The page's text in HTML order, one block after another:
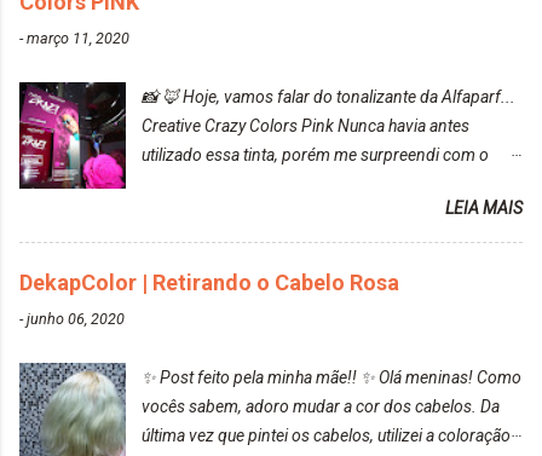
-março 11, 2020
📸 🦊 Hoje, vamos falar do tonalizante da Alfaparf...
Creative Crazy Colors Pink Nunca havia antes
utilizado essa tinta, porém me surpreendi com o
turquesa (meio desbotado), e após a utilização meu
cabelo ficou roxo com mechinhas azul, rosa e meio
cinza... FICOU LINDOOOOO!!! Cabelo antes: Cabelo
depois: Bom, sobre a tinta, eu achei ela muito liquida,
tinta ficava manchado. Meu banheiro inteiro ficou
rosa, minha mão, meu corpo todo, porém, ela tem
uma fixação muito boa (Deu para perceber kkk) Sem
LEIA MAIS
DekapColor | Retirando o Cabelo Rosa
-junho 06, 2020
✨ Post feito pela minha mãe!! ✨ Olá meninas! Como
vocês sabem, adoro mudar a cor dos cabelos. Da
última vez que pintei os cabelos, utilizei a coloração